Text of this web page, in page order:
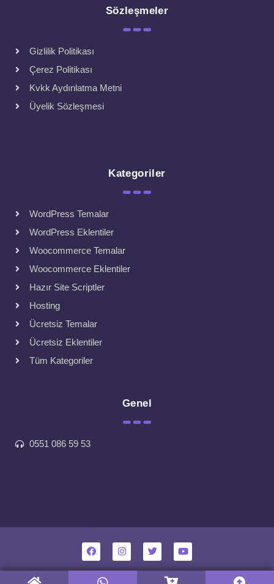
Sözleşmeler
Gizlilik Politikası
Çerez Politikası
Kvkk Aydınlatma Metni
Üyelik Sözleşmesi
Kategoriler
WordPress Temalar
WordPress Eklentiler
Woocommerce Temalar
Woocommerce Eklentiler
Hazır Site Scriptler
Hosting
Ücretsiz Temalar
Ücretsiz Eklentiler
Tüm Kategoriler
Genel
0551 086 59 53
Tüm hakları saklıdır. Tasarım ve kodlama Hepsitema tarafından